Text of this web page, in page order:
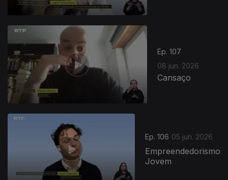
Ep. 107
08 jun. 2026
Cansaço
Ep. 106 05 jun. 2026
Empreendedorismo
Jovem